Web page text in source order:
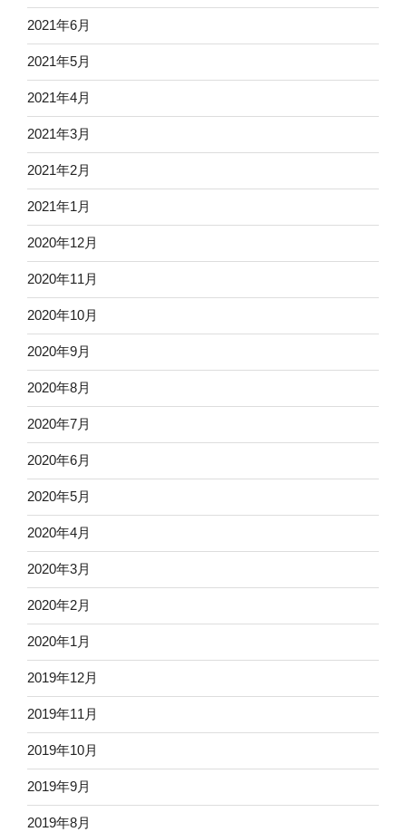
2021年6月
2021年5月
2021年4月
2021年3月
2021年2月
2021年1月
2020年12月
2020年11月
2020年10月
2020年9月
2020年8月
2020年7月
2020年6月
2020年5月
2020年4月
2020年3月
2020年2月
2020年1月
2019年12月
2019年11月
2019年10月
2019年9月
2019年8月